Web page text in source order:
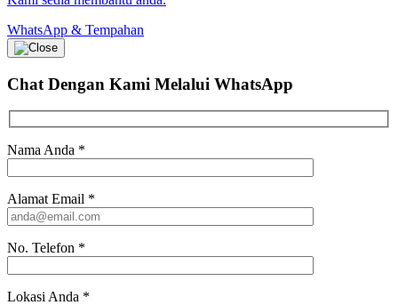
WhatsApp & Tempahan
Chat Dengan Kami Melalui WhatsApp
Nama Anda *
Alamat Email *
No. Telefon *
Lokasi Anda *